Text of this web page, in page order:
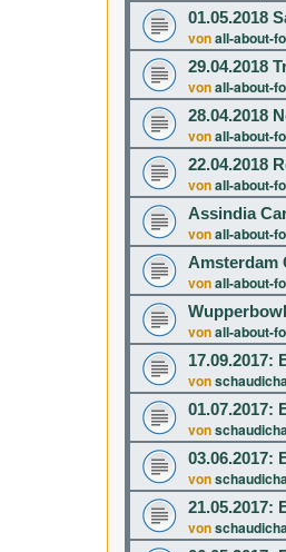
01.05.2018
vonall-about-
29.04.2018
vonall-about-
28.04.2018
vonall-about-
22.04.2018
vonall-about-
Assindia
vonall-about-
Amsterdam
vonall-about-
vonall-about-
17.09.2017:
von
01.07.2017:
von
03.06.2017:
von
21.05.2017:
von